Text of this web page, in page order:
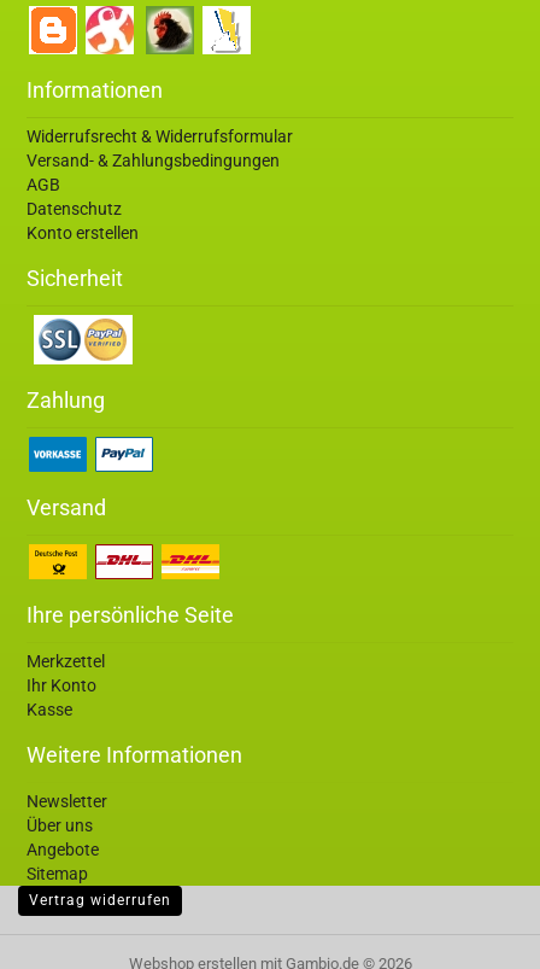
Informationen
Widerrufsrecht & Widerrufsformular
Versand- & Zahlungsbedingungen
AGB
Datenschutz
Konto erstellen
Sicherheit
Zahlung
Versand
Ihre persönliche Seite
Merkzettel
Ihr Konto
Kasse
Weitere Informationen
Newsletter
Über uns
Angebote
Sitemap
Vertrag widerrufen
Webshop erstellenmit Gambio.de © 2026